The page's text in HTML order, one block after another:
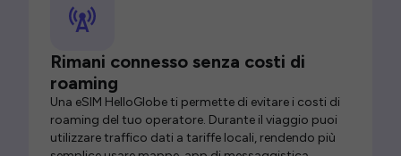
Rimani connesso senza costi di
roaming
Una eSIM HelloGlobe ti permette di evitare i costi di
roaming del tuo operatore. Durante il viaggio puoi
utilizzare traffico dati a tariffe locali, rendendo più